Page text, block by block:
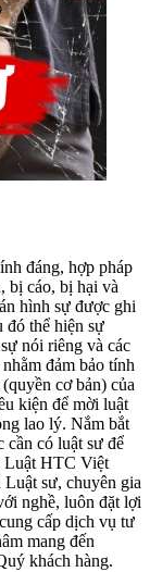
đáng, hợp pháp
bị cáo, bị hại và
hình sự được ghi
đó thể hiện sự
nói riêng và các
đảm bảo tính
cơ bản) của
kiện để mời luật
lao lý. Nắm bắt
cần có luật sư để
Luật HTC Việt
sư, chuyên gia
nghề, luôn đặt lợi
cấp dịch vụ tư
mang đến
khách hàng.